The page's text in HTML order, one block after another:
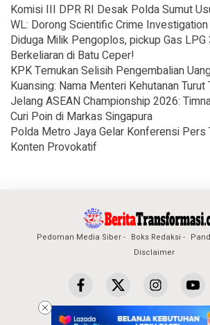
Komisi III DPR RI Desak Polda Sumut
WL: Dorong Scientific Crime Investigation
Diduga Milik Pengoplos, pickup Gas
Berkeliaran di Batu Ceper!
KPK Temukan Selisih Pengembalian
Kuansing: Nama Menteri Kehutanan
Jelang ASEAN Championship 2026:
Curi Poin di Markas Singapura
Polda Metro Jaya Gelar Konferensi Pers
Konten Provokatif
Pedoman Media Siber Boks Redaksi
Disclaimer
Copyright © 2024